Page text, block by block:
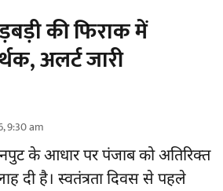
की फिराक में
अलर्ट जारी
9:30 am
के आधार पर पंजाब को अतिरिक्त
दी है। स्वतंत्रता दिवस से पहले